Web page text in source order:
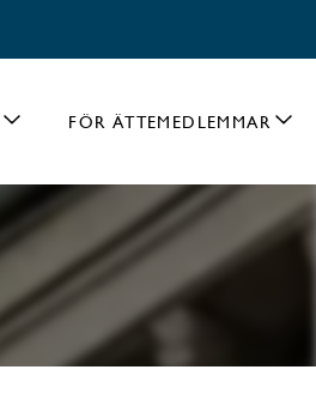
FÖR ÄTTEMEDLEMMAR